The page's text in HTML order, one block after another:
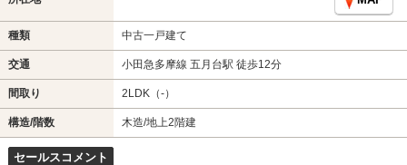
種類 中古一戸建て
交通 小田急多摩線 五月台駅 徒歩12分
間取り 2LDK（-）
構造/階数 木造/地上2階建
セールスコメント